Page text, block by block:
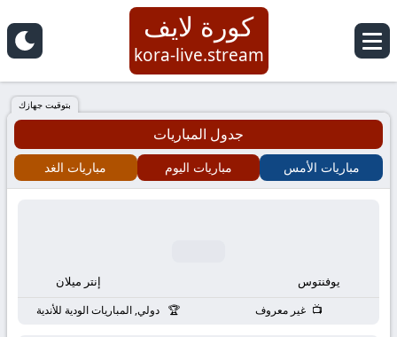
كورة
لايف
|
koora
مباريات
كورة لايف
kora-live.stream
بتوقيت جهازك
جدول المباريات
مباريات الأمس مباريات اليوم مباريات الغد
يوفنتوس إنتر ميلان
غير معروف دولي, المباريات الودية للأندية